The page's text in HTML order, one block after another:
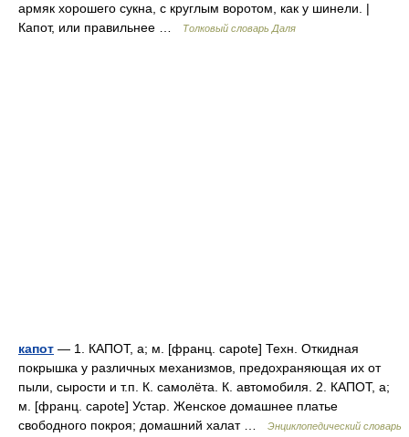
армяк хорошего сукна, с круглым воротом, как у шинели. |
Капот, или правильнее …
Толковый словарь Даля
капот — 1. КАПОТ, а; м. [франц. capote] Техн. Откидная
покрышка у различных механизмов, предохраняющая их от
пыли, сырости и т.п. К. самолёта. К. автомобиля. 2. КАПОТ, а;
м. [франц. capote] Устар. Женское домашнее платье
свободного покроя; домашний халат …
Энциклопедический словарь